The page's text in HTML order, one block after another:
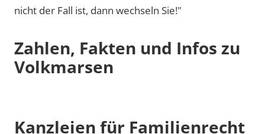
nicht der Fall ist, dann wechseln Sie!"
Zahlen, Fakten und Infos zu
Volkmarsen
Kanzleien für Familienrecht